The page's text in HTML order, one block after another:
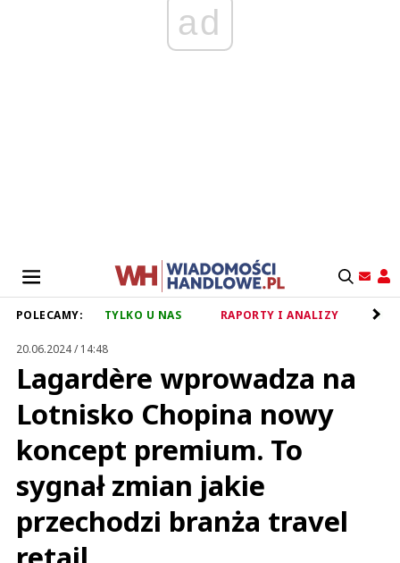
ad
POLECAMY: TYLKO U NAS RAPORTY I ANALIZY
20.06.2024 / 14:48
Lagardère wprowadza na
Lotnisko Chopina nowy
koncept premium. To
sygnał zmian jakie
przechodzi branża travel